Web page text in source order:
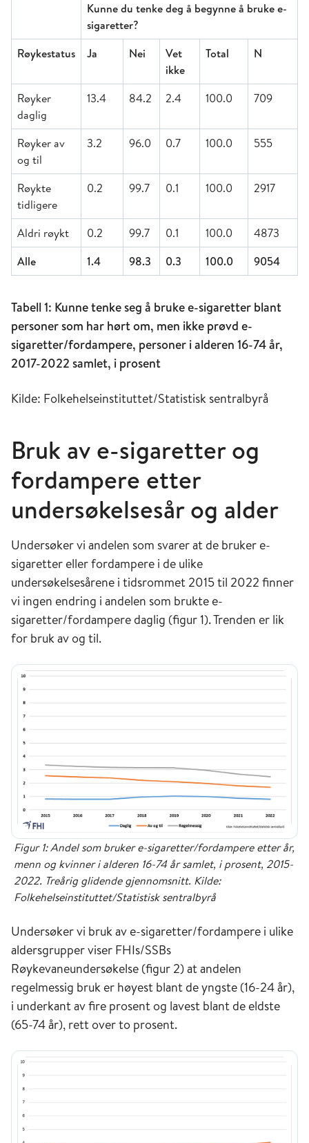
Kunne du tenke deg å begynne å bruke e-
sigaretter?
Røykestatus
Ja Nei
Vet
ikke
Total N
Røyker
daglig
13.4 84.2 2.4 100.0 709
Røyker av
og til
3.2 96.0 0.7 100.0 555
Røykte
tidligere
0.2 99.7 0.1 100.0 2917
Aldri røykt 0.2 99.7 0.1 100.0
4873
Alle
1.4 98.3 0.3 100.0 9054
Tabell 1: Kunne tenke seg å bruke e-sigaretter blant
personer som har hørt om, men ikke prøvd e-
sigaretter/fordampere, personer i alderen 16-74 år,
2017-2022 samlet, i prosent
Kilde: Folkehelseinstituttet/Statistisk sentralbyrå
Bruk av e-sigaretter og
fordampere etter
undersøkelsesår og alder
Undersøker vi andelen som svarer at de bruker e-
sigaretter eller fordampere i de ulike
undersøkelsesårene i tidsrommet 2015 til 2022 finner
vi ingen endring i andelen som brukte e-
sigaretter/fordampere daglig (figur 1). Trenden er lik
for bruk av og til.
Figur 1: Andel som bruker e-sigaretter/fordampere etter år,
menn og kvinner i alderen 16-74 år samlet, i prosent, 2015-
2022. Treårig glidende gjennomsnitt. Kilde:
Folkehelseinstituttet/Statistisk sentralbyrå
Undersøker vi bruk av e-sigaretter/fordampere i ulike
aldersgrupper viser FHIs/SSBs
Røykevaneundersøkelse (figur 2) at andelen
regelmessig bruk er høyest blant de yngste (16-24 år),
i underkant av fire prosent og lavest blant de eldste
(65-74 år), rett over to prosent.